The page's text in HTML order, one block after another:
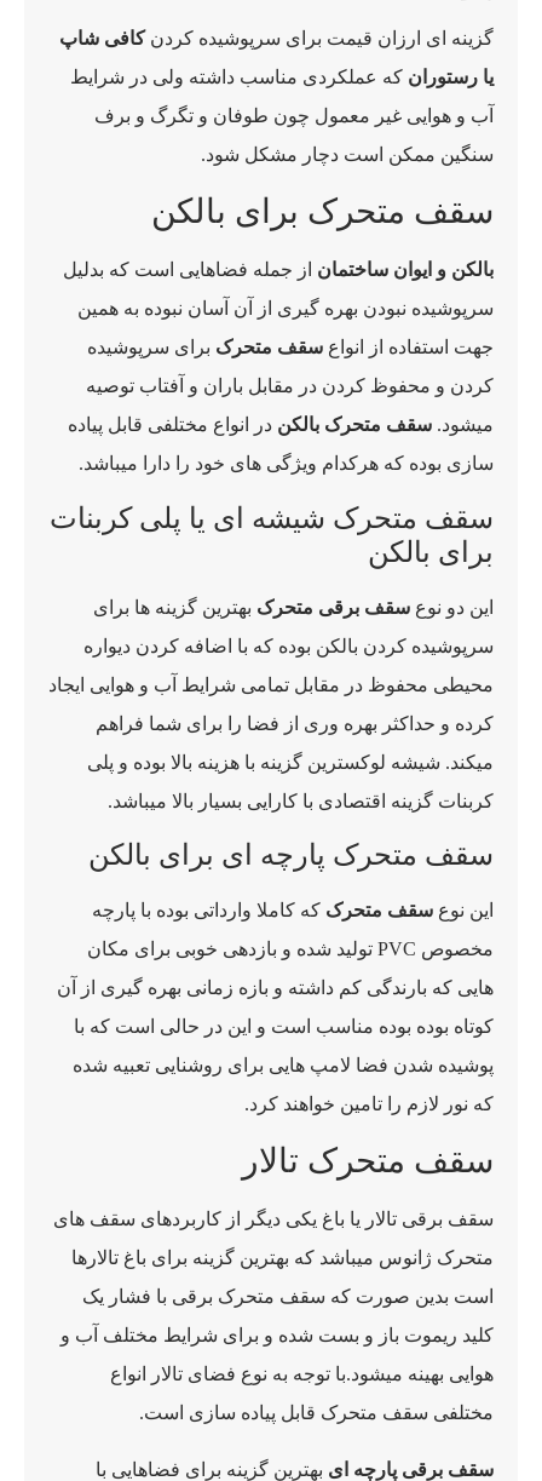
گزینه ای ارزان قیمت برای سرپوشیده کردنکافی شاپ
یا رستوران که عملکردی مناسب داشته ولی در شرایط
آب و هوایی غیر معمول چون طوفان و تگرگ و برف
سنگین ممکن است دچار مشکل شود.
سقف متحرک برای بالکن
بالکن و ایوان ساختمان از جمله فضاهایی است که بدلیل
سرپوشیده نبودن بهره گیری از آن آسان نبوده به همین
جهت استفاده از انواع سقف متحرک برای سرپوشیده
کردن و محفوظ کردن در مقابل باران و آفتاب توصیه
میشود. سقف متحرک بالکن در انواع مختلفی قابل پیاده
سازی بوده که هرکدام ویژگی های خود را دارا میباشد.
سقف متحرک شیشه ای یا پلی کربنات
برای بالکن
این دو نوع سقف برقی متحرک بهترین گزینه ها برای
سرپوشیده کردن بالکن بوده که با اضافه کردن دیواره
محیطی محفوظ در مقابل تمامی شرایط آب و هوایی ایجاد
کرده و حداکثر بهره وری از فضا را برای شما فراهم
میکند. شیشه لوکسترین گزینه با هزینه بالا بوده و پلی
کربنات گزینه اقتصادی با کارایی بسیار بالا میباشد.
سقف متحرک پارچه ای برای بالکن
این نوع سقف متحرک که کاملا وارداتی بوده با پارچه
مخصوص PVC تولید شده و بازدهی خوبی برای مکان
هایی که بارندگی کم داشته و بازه زمانی بهره گیری از آن
کوتاه بوده بوده مناسب است و این در حالی است که با
پوشیده شدن فضا لامپ هایی برای روشنایی تعبیه شده
که نور لازم را تامین خواهند کرد.
سقف متحرک تالار
سقف برقی تالار یا باغ یکی دیگر از کاربردهای سقف های
متحرک ژانوس میباشد که بهترین گزینه برای باغ تالارها
است بدین صورت که سقف متحرک برقی با فشار یک
کلید ریموت باز و بست شده و برای شرایط مختلف آب و
هوایی بهینه میشود.با توجه به نوع فضای تالار انواع
مختلفی سقف متحرک قابل پیاده سازی است.
سقف برقی پارچه ای بهترین گزینه برای فضاهایی با